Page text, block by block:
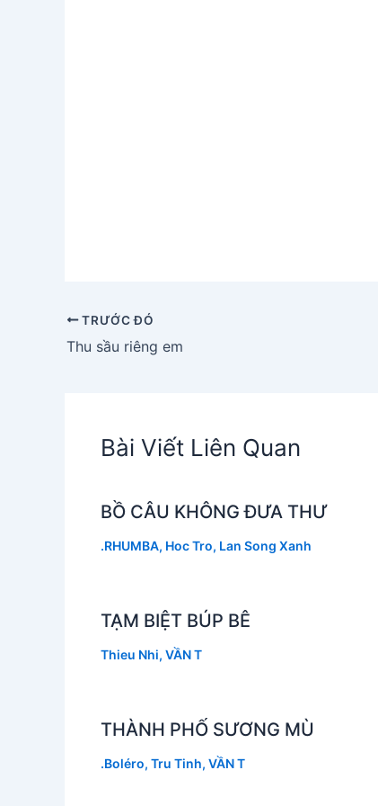
TRƯỚC ĐÓ
Thu sầu riêng em
Bài Viết Liên Quan
BỒ CÂU KHÔNG ĐƯA THƯ
.RHUMBA, Hoc Tro, Lan Song Xanh
TẠM BIỆT BÚP BÊ
Thieu Nhi, VẦN T
THÀNH PHỐ SƯƠNG MÙ
.Boléro, Tru Tinh, VẦN T